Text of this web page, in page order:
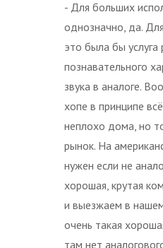
- Для больших
однозначно, да.
это была бы услуга
познавательного
звука в аналоге.
хопе в принципе
неплохо дома, но
рынок. На
нужен если не
хорошая, крутая
и выезжаем в
очень такая
там нет